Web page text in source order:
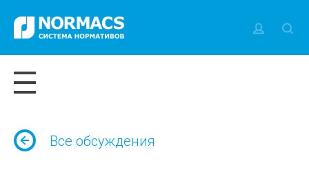
Все обсуждения